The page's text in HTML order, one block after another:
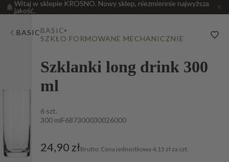
Witaj w sklepie KROSNO. Nowy sklep, niezmiennie najwyższa
jakość.
BASICBASIC
SZKŁO FORMOWANE MECHANICZNIE
Szklanki long drink 300
ml
6 szt.
300 mlF687300030026000
24,90 zł Cena jednostkowa 4,15 zł za szt.